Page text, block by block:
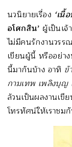
นวนิยายเรื่อง ‘เนื้
อโศกสิน’ ผู้เป็นเจ้
ไม่มีคนรักงานวรร
เขียนผู้นี้ หรืออย่า
นี้มากันบ้าง อาทิ ข้
กามเทพ เพลิงบุญ
ล้วนเป็นผลงานเขี
โทรทัศน์ให้เราชม